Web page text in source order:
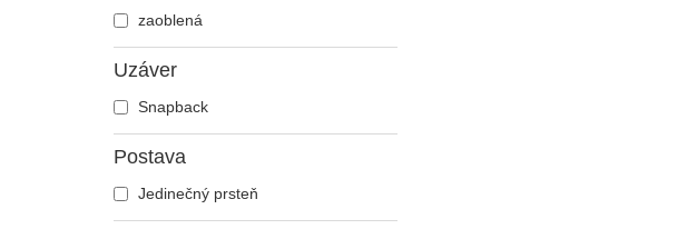
Ja, zloduch
Looney Tunes
Lucky Luke
zaoblená
Uzáver
Snapback
Postava
Jedinečný prsteň